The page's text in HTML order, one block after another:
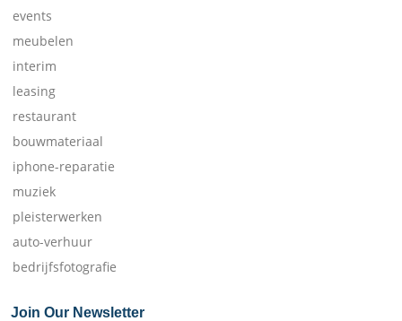
events
meubelen
interim
leasing
restaurant
bouwmateriaal
iphone-reparatie
muziek
pleisterwerken
auto-verhuur
bedrijfsfotografie
Join Our Newsletter